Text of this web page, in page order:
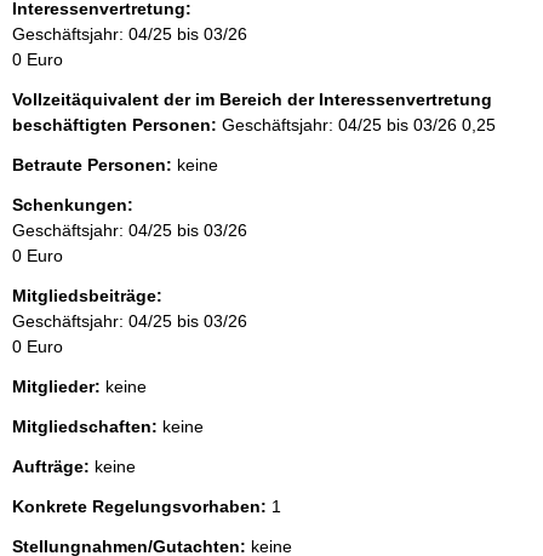
i
t
e
Interessenvertretung:
Geschäftsjahr: 04/25 bis 03/26
0 Euro
Vollzeitäquivalent der im Bereich der Interessenvertretung
beschäftigten Personen: Geschäftsjahr: 04/25 bis 03/26 0,25
Betraute Personen: keine
Schenkungen:
Geschäftsjahr: 04/25 bis 03/26
0 Euro
Mitgliedsbeiträge:
Geschäftsjahr: 04/25 bis 03/26
0 Euro
Mitglieder: keine
Mitgliedschaften: keine
Aufträge: keine
Konkrete Regelungsvorhaben: 1
Stellungnahmen/Gutachten: keine